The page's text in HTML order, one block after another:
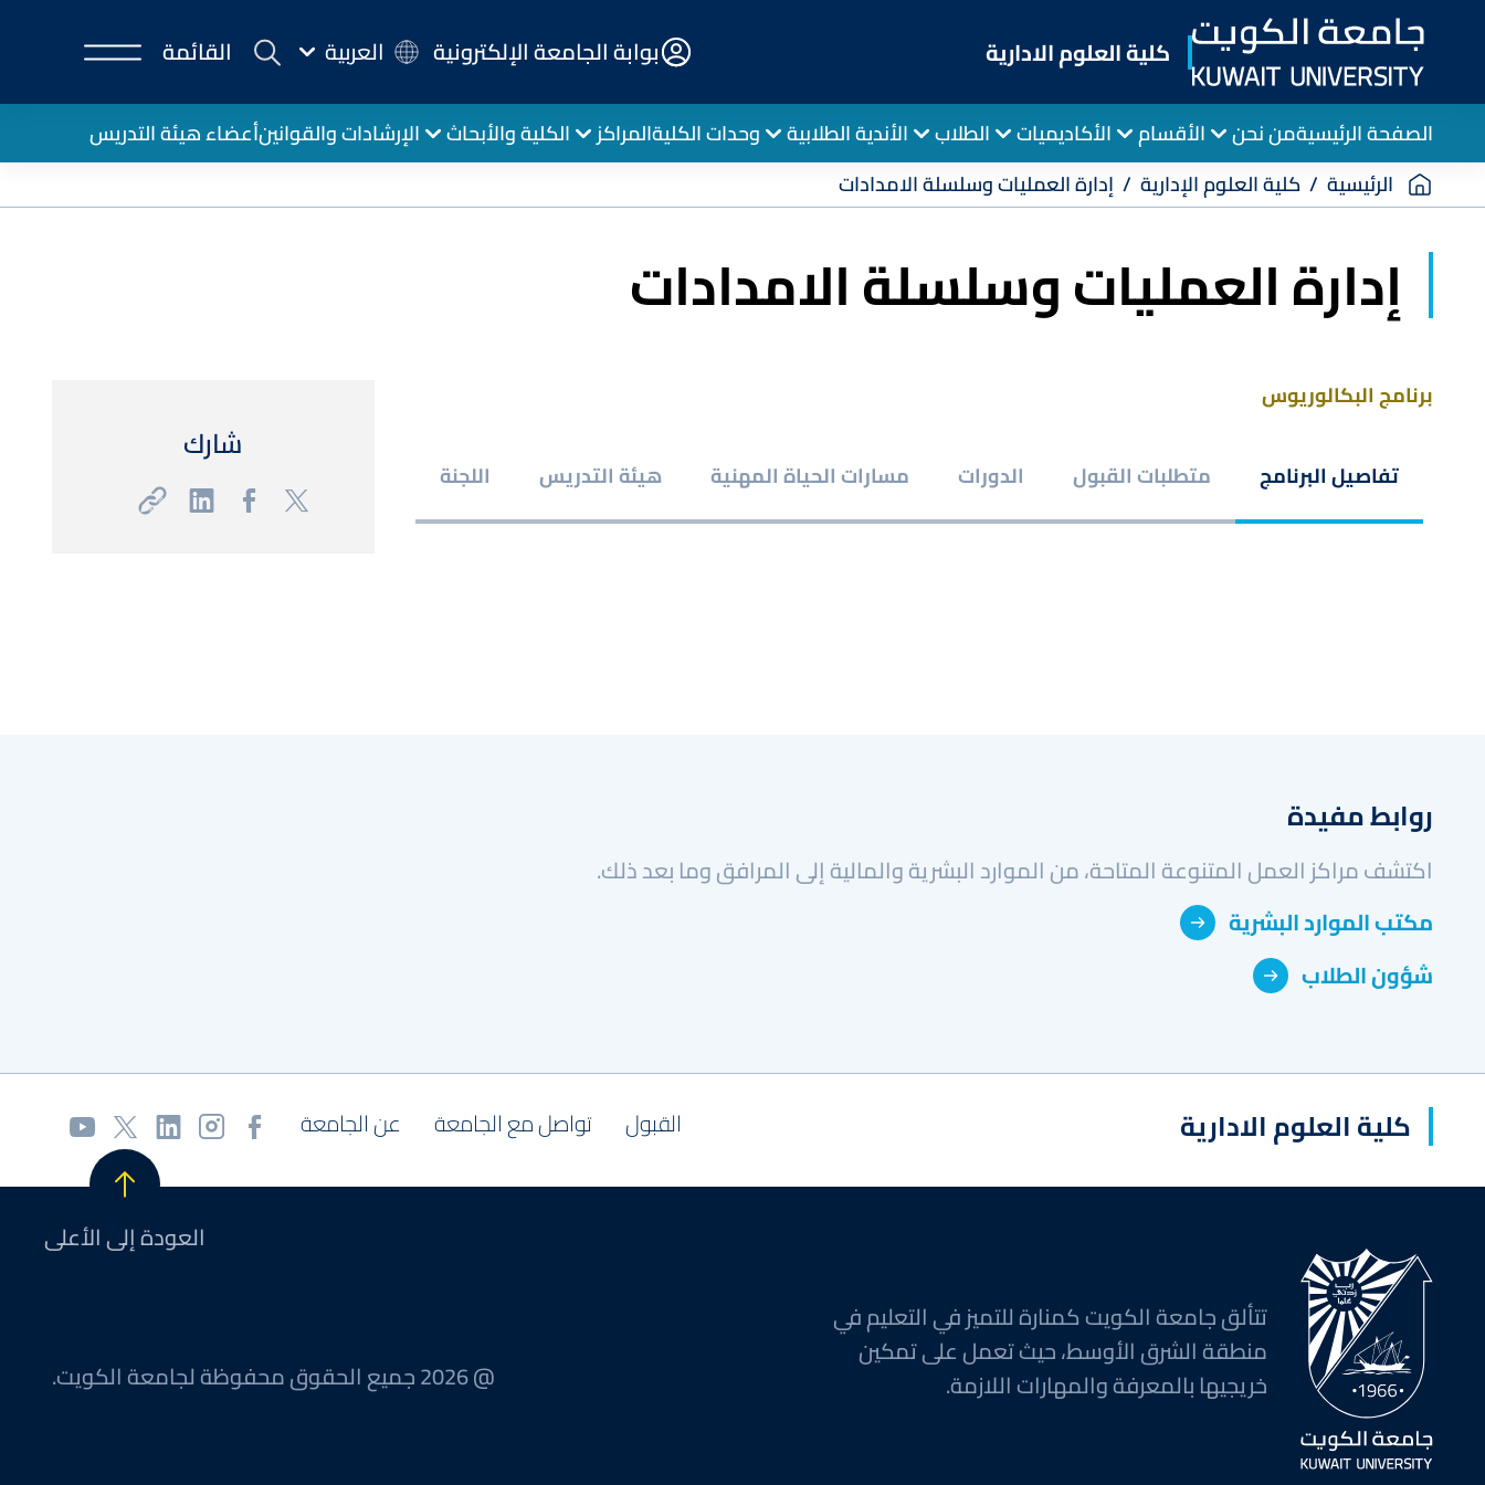
content
كلية العلوم الادارية E-
Portal
بوابة الجامعة الإلكترونية العربية القائمة
الصفحة الرئيسيةمن نحن الأقسام الأكاديميات الطلاب الأندية الطلابية وحدات الكليةالمراكز الكلية والأبحاث الإرشادات والقوانينأعضاء هيئة التدريس
Breadcrumb
الرئيسية كلية العلوم الإدارية إدارة العمليات وسلسلة الامدادات
إدارة العمليات وسلسلة الامدادات
برنامج البكالوريوس
تفاصيل البرنامج متطلبات القبول الدورات مسارات الحياة المهنية هيئة التدريس اللجنة
شارك
روابط مفيدة
اكتشف مراكز العمل المتنوعة المتاحة، من الموارد البشرية والمالية إلى المرافق وما بعد ذلك.
مكتب الموارد البشرية
شؤون الطلاب
كلية العلوم الادارية القبول تواصل مع الجامعة عن الجامعة
العودة إلى الأعلى
تتألق جامعة الكويت كمنارة للتميز في التعليم في
منطقة الشرق الأوسط، حيث تعمل على تمكين
خريجيها بالمعرفة والمهارات اللازمة.
@ 2026 جميع الحقوق محفوظة لجامعة الكويت.